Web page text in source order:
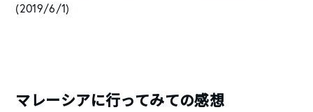
(2019/6/1)
マレーシアに行ってみての感想